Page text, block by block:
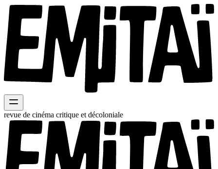
revue de cinéma critique et décoloniale